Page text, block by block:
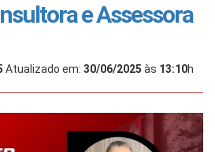
e Assessora
Atualizado em: 30/06/2025 às 13:10h